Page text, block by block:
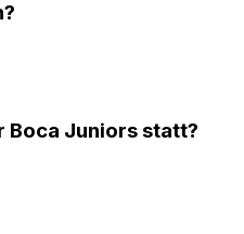
Boca Juniors statt?